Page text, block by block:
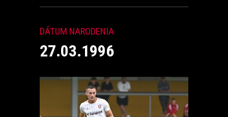
DÁTUM NARODENIA
27.03.1996